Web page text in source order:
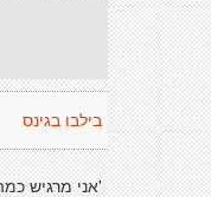
בילבו בגינס
'אני מרגיש